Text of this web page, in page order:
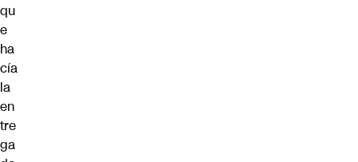
qu
e
ha
cía
la
en
tre
ga